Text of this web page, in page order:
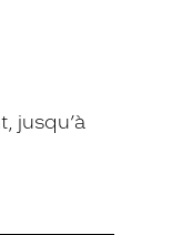
jusqu’à